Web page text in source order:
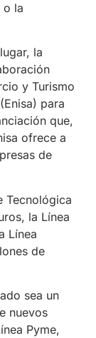
o la
la
y Turismo
para
que,
ofrece a
de
Tecnológica
la Línea
Línea
de
sea un
nuevos
Pyme,